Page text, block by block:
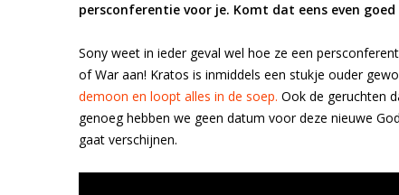
persconferentie voor je. Komt dat eens even
Sony weet in ieder geval wel hoe ze een
of War aan! Kratos is inmiddels een stukje ouder
demoon en loopt alles in de soep. Ook de geruchten
genoeg hebben we geen datum voor deze nieuwe
gaat verschijnen.